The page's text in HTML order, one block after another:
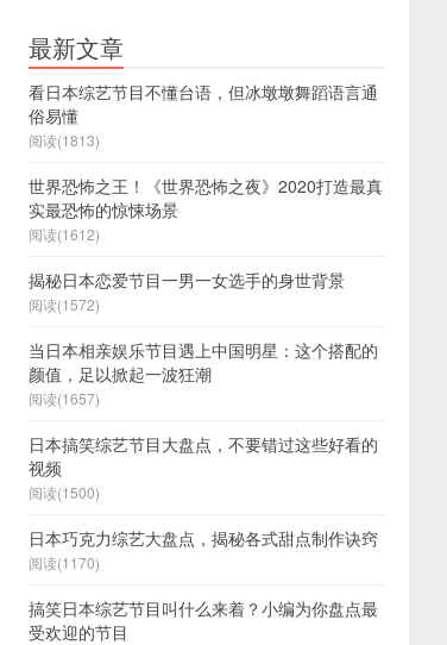
最新文章
看日本综艺节目不懂台语，但冰墩墩舞蹈语言通
俗易懂
阅读(1813)
世界恐怖之王！《世界恐怖之夜》2020打造最真
实最恐怖的惊悚场景
阅读(1612)
揭秘日本恋爱节目一男一女选手的身世背景
阅读(1572)
当日本相亲娱乐节目遇上中国明星：这个搭配的
颜值，足以掀起一波狂潮
阅读(1657)
日本搞笑综艺节目大盘点，不要错过这些好看的
视频
阅读(1500)
日本巧克力综艺大盘点，揭秘各式甜点制作诀窍
阅读(1170)
搞笑日本综艺节目叫什么来着？小编为你盘点最
受欢迎的节目